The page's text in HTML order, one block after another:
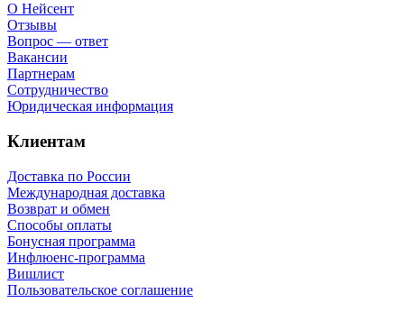
О Нейсент
Отзывы
Вопрос — ответ
Вакансии
Партнерам
Сотрудничество
Юридическая информация
Клиентам
Доставка по России
Международная доставка
Возврат и обмен
Способы оплаты
Бонусная программа
Инфлюенс-программа
Вишлист
Пользовательское соглашение